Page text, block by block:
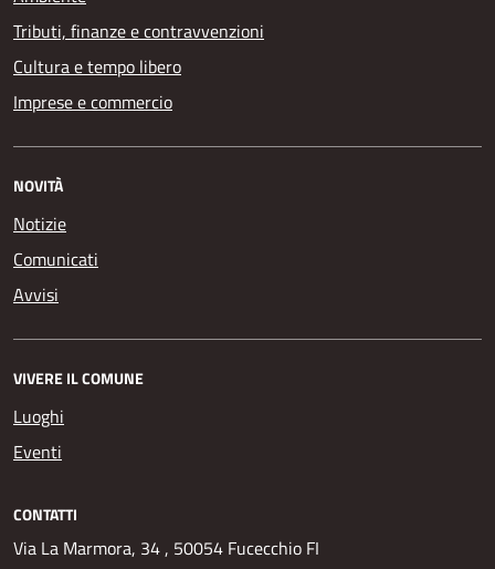
Tributi, finanze e contravvenzioni
Cultura e tempo libero
Imprese e commercio
NOVITÀ
Notizie
Comunicati
Avvisi
VIVERE IL COMUNE
Luoghi
Eventi
CONTATTI
Via La Marmora, 34 , 50054 Fucecchio FI